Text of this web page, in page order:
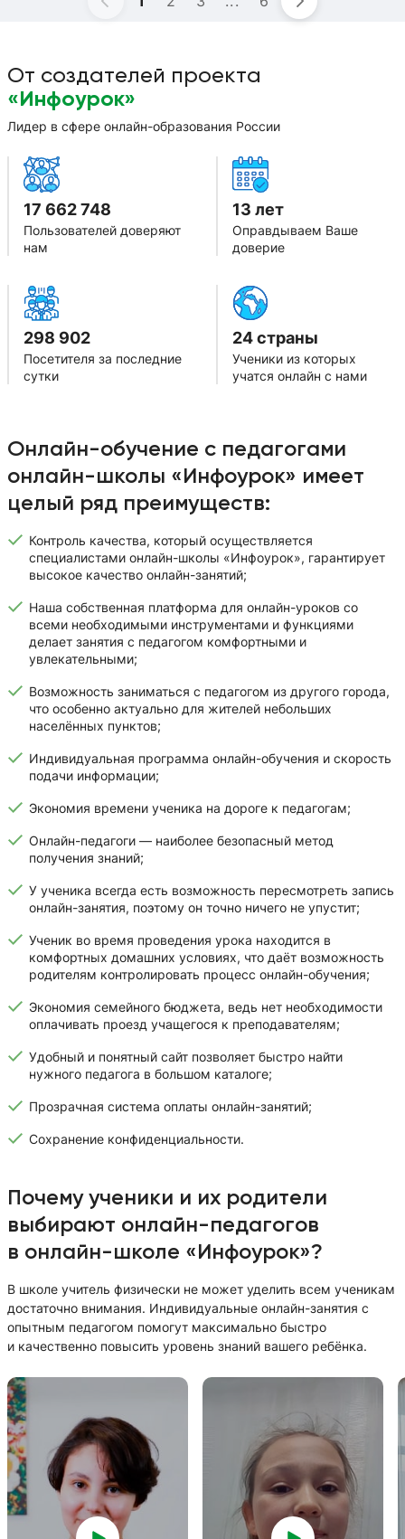
От создателей проекта
«Инфоурок»
Лидер в сфере онлайн-образования России
17 662 748
Пользователей доверяют
нам
13 лет
Оправдываем Ваше
доверие
298 902
Посетителя за последние
сутки
24 страны
Ученики из которых
учатся онлайн с нами
Онлайн-обучение с педагогами
онлайн-школы «Инфоурок» имеет
целый ряд преимуществ:
Контроль качества, который осуществляется
специалистами онлайн-школы «Инфоурок», гарантирует
высокое качество онлайн-занятий;
Наша собственная платформа для онлайн-уроков со
всеми необходимыми инструментами и функциями
делает занятия с педагогом комфортными и
увлекательными;
Возможность заниматься с педагогом из другого города,
что особенно актуально для жителей небольших
населённых пунктов;
Индивидуальная программа онлайн-обучения и скорость
подачи информации;
Экономия времени ученика на дороге к педагогам;
Онлайн-педагоги — наиболее безопасный метод
получения знаний;
У ученика всегда есть возможность пересмотреть запись
онлайн-занятия, поэтому он точно ничего не упустит;
Ученик во время проведения урока находится в
комфортных домашних условиях, что даёт возможность
родителям контролировать процесс онлайн-обучения;
Экономия семейного бюджета, ведь нет необходимости
оплачивать проезд учащегося к преподавателям;
Удобный и понятный сайт позволяет быстро найти
нужного педагога в большом каталоге;
Прозрачная система оплаты онлайн-занятий;
Сохранение конфиденциальности.
Почему ученики и их родители
выбирают онлайн-педагогов
в онлайн-школе «Инфоурок»?
В школе учитель физически не может уделить всем ученикам
достаточно внимания. Индивидуальные онлайн-занятия с
опытным педагогом помогут максимально быстро
и качественно повысить уровень знаний вашего ребёнка.